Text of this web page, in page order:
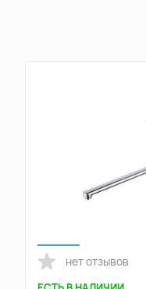
нет отзывов